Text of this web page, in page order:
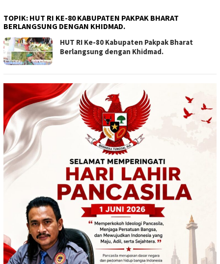
TOPIK: HUT RI KE-80 KABUPATEN PAKPAK BHARAT
BERLANGSUNG DENGAN KHIDMAD.
HUT RI Ke-80 Kabupaten Pakpak Bharat
Berlangsung dengan Khidmad.